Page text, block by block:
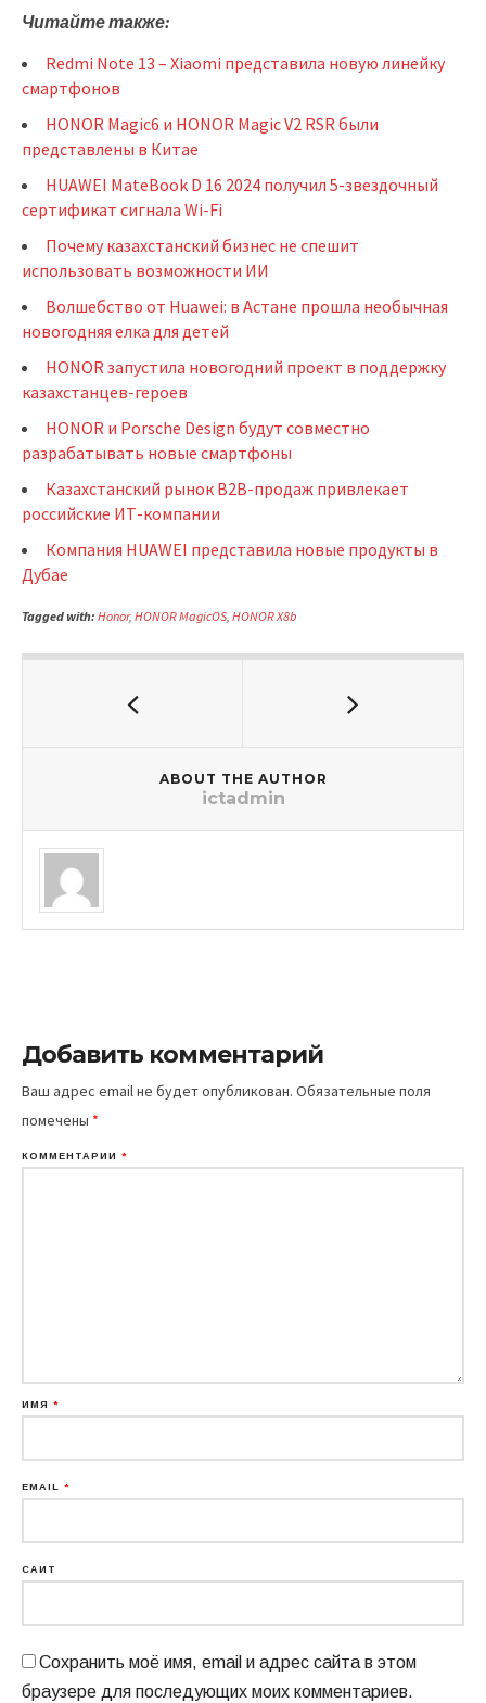
Читайте также:
Redmi Note 13 – Xiaomi представила новую линейку
смартфонов
HONOR Magic6 и HONOR Magic V2 RSR были
представлены в Китае
HUAWEI MateBook D 16 2024 получил 5-звездочный
сертификат сигнала Wi-Fi
Почему казахстанский бизнес не спешит
использовать возможности ИИ
Волшебство от Huawei: в Астане прошла необычная
новогодняя елка для детей
HONOR запустила новогодний проект в поддержку
казахстанцев-героев
HONOR и Porsche Design будут совместно
разрабатывать новые смартфоны
Казахстанский рынок B2B-продаж привлекает
российские ИТ-компании
Компания HUAWEI представила новые продукты в
Дубае
Tagged with: Honor, HONOR MagicOS, HONOR X8b
ABOUT THE AUTHOR
ictadmin
Добавить комментарий
Ваш адрес email не будет опубликован. Обязательные поля
помечены *
КОММЕНТАРИЙ *
ИМЯ *
EMAIL *
САЙТ
Сохранить моё имя, email и адрес сайта в этом
браузере для последующих моих комментариев.